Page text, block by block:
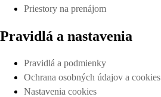
Priestory na prenájom
Pravidlá a nastavenia
Pravidlá a podmienky
Ochrana osobných údajov a cookies
Nastavenia cookies